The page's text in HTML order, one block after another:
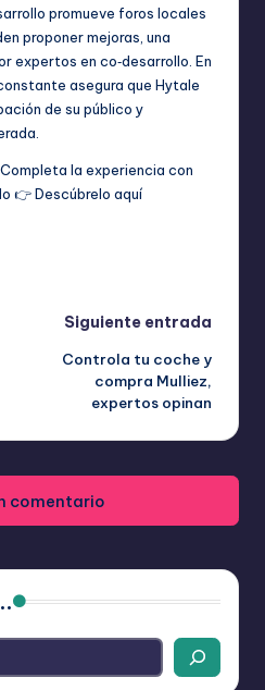
promueve foros locales
proponer mejoras, una
expertos en co‑desarrollo. En
asegura que Hytale
de su público y
la experiencia con
👉Descúbrelo aquí
Siguiente entrada
Controla tu coche y
compra Mulliez,
expertos opinan
comentario